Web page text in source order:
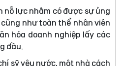
nỗ lực nhằm có được sự ủng
như toàn thể nhân viên
hóa doanh nghiệp lấy các
đầu.
sỹ yêu nước, một nhà cách